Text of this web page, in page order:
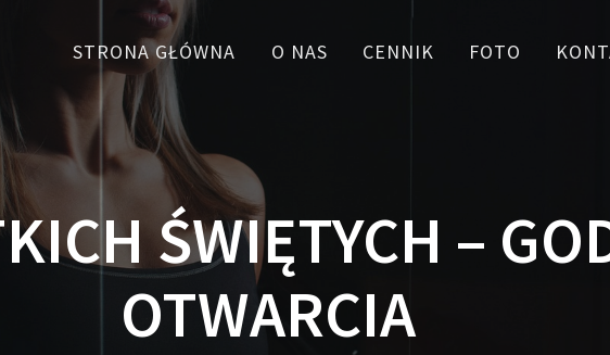
STRONA GŁÓWNA O NAS CENNIK FOTO
ŚWIĘTYCH –
OTWARCIA